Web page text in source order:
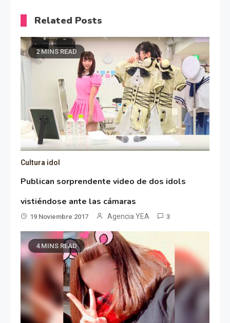
Related Posts
2 MINS READ
Cultura idol
Publican sorprendente video de dos idols
vistiéndose ante las cámaras
19 Noviembre 2017 Agencia YEA 3
4 MINS READ